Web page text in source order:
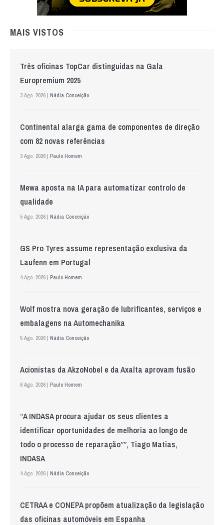
MAIS VISTOS
Três oficinas TopCar distinguidas na Gala
Europremium 2025
3 Ago. 2026 | Nádia Conceição
Continental alarga gama de componentes de direção
com 82 novas referências
3 Ago. 2026 | Paulo Homem
Mewa aposta na IA para automatizar controlo de
qualidade
5 Ago. 2026 | Nádia Conceição
GS Pro Tyres assume representação exclusiva da
Laufenn em Portugal
4 Ago. 2026 | Paulo Homem
Wolf mostra nova geração de lubrificantes, serviços e
embalagens na Automechanika
5 Ago. 2026 | Nádia Conceição
Acionistas da AkzoNobel e da Axalta aprovam fusão
6 Ago. 2026 | Paulo Homem
“A INDASA procura ajudar os seus clientes a
identificar oportunidades de melhoria ao longo de
todo o processo de reparação””, Tiago Matias,
INDASA
4 Ago. 2026 | Nádia Conceição
CETRAA e CONEPA propõem atualização da legislação
das oficinas automóveis em Espanha